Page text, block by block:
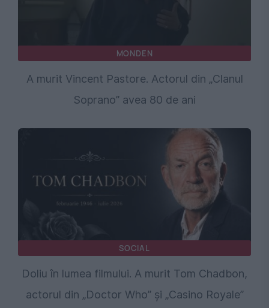
MONDEN
A murit Vincent Pastore. Actorul din „Clanul
Soprano” avea 80 de ani
SOCIAL
Doliu în lumea filmului. A murit Tom Chadbon,
actorul din „Doctor Who” și „Casino Royale”